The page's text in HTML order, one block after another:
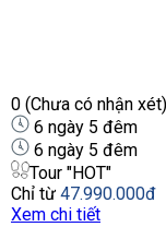
0 (Chưa có nhận xét)
6 ngày 5 đêm
6 ngày 5 đêm
Tour "HOT"
Chỉ từ 47.990.000đ
Xem chi tiết